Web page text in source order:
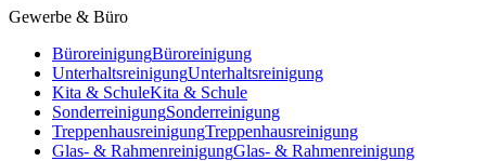
Gewerbe & Büro
BüroreinigungBüroreinigung
UnterhaltsreinigungUnterhaltsreinigung
Kita & SchuleKita & Schule
SonderreinigungSonderreinigung
TreppenhausreinigungTreppenhausreinigung
Glas- & RahmenreinigungGlas- & Rahmenreinigung